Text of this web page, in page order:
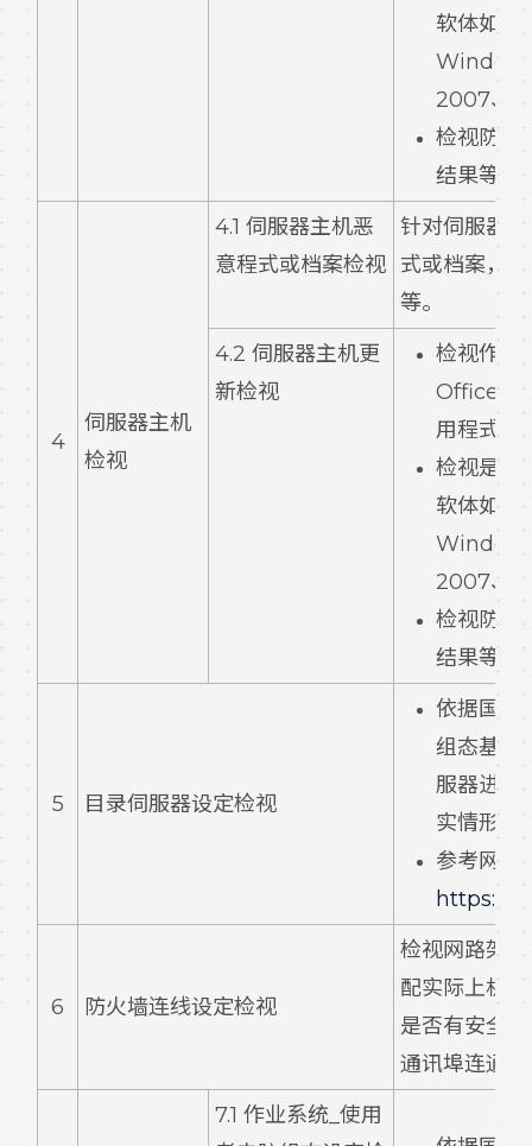
软体如
2007、
检视防毒
结果等。
4
伺服器主机
检视
4.1 伺服器主机恶
意程式或档案检视
针对伺服器
式或档案，
等。
4.2 伺服器主机更
新检视
检视作业
Office、
用程式等
检视是否
软体如
2007、
检视防毒
结果等。
5 目录伺服器设定检视
依据国家
组态基准
服器进行
实情形。
参考网址
https://
6 防火墙连线设定检视
检视网路架
配实际上机
是否有安全
通讯埠连通
7.1 作业系统_使用